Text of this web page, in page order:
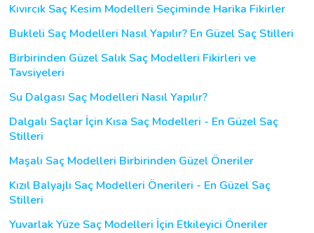
Kıvırcık Saç Kesim Modelleri Seçiminde Harika Fikirler
Bukleli Saç Modelleri Nasıl Yapılır? En Güzel Saç Stilleri
Birbirinden Güzel Salık Saç Modelleri Fikirleri ve
Tavsiyeleri
Su Dalgası Saç Modelleri Nasıl Yapılır?
Dalgalı Saçlar İçin Kısa Saç Modelleri - En Güzel Saç
Stilleri
Maşalı Saç Modelleri Birbirinden Güzel Öneriler
Kızıl Balyajlı Saç Modelleri Önerileri - En Güzel Saç
Stilleri
Yuvarlak Yüze Saç Modelleri İçin Etkileyici Öneriler